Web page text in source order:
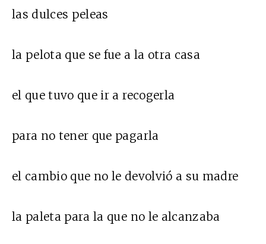
las dulces peleas
la pelota que se fue a la otra casa
el que tuvo que ir a recogerla
para no tener que pagarla
el cambio que no le devolvió a su madre
la paleta para la que no le alcanzaba